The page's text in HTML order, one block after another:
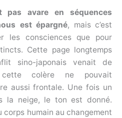
pas avare en séquences
est épargné, mais c’est
les consciences que pour
Cette page longtemps
sino-japonais venait de
colère ne pouvait
aussi frontale. Une fois un
la neige, le ton est donné.
humain au changement